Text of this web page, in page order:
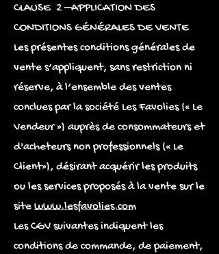
CLAUSE 2 –APPLICATION DES
CONDITIONS GÉNÉRALES DE VENTE
Les présentes conditions générales de
vente s’appliquent, sans restriction ni
réserve, à l’ensemble des ventes
conclues par la société Les Favolies (« Le
Vendeur ») auprès de consommateurs et
d'acheteurs non professionnels (« Le
Client»), désirant acquérir les produits
ou les services proposés à la vente sur le
site www.lesfavolies.com
Les CGV suivantes indiquent les
conditions de commande, de paiement,